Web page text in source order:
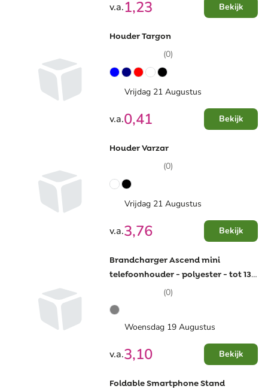
v.a.1,23 Bekijk
Houder Targon
(0)
Vrijdag 21 Augustus
v.a.0,41 Bekijk
Houder Varzar
(0)
Vrijdag 21 Augustus
v.a.3,76 Bekijk
Brandcharger Ascend mini
telefoonhouder - polyester - tot 13
inch - kabelorganizer
(0)
Woensdag 19 Augustus
v.a.3,10 Bekijk
Foldable Smartphone Stand